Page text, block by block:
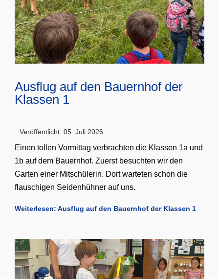
Ausflug auf den Bauernhof der
Klassen 1
Veröffentlicht: 05. Juli 2026
Einen tollen Vormittag verbrachten die Klassen 1a und
1b auf dem Bauernhof. Zuerst besuchten wir den
Garten einer Mitschülerin. Dort warteten schon die
flauschigen Seidenhühner auf uns.
Weiterlesen: Ausflug auf den Bauernhof der Klassen 1